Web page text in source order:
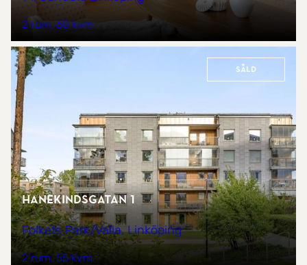
2 rum 60 kvm
Såld
Hanekindsgatan 1
Folkets Park/Valla, Linköping
2 rum 55 kvm